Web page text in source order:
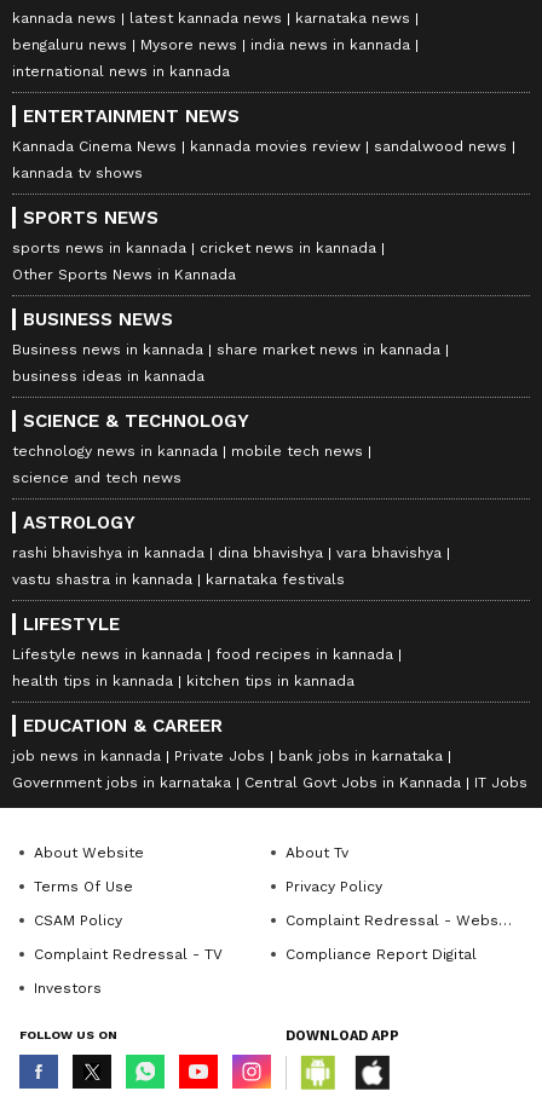
kannada news latest kannada news
karnataka news
bengaluru news
Mysore news
india news in kannada
international news in kannada
ENTERTAINMENT NEWS
Kannada Cinema News kannada movies review
sandalwood news
kannada tv shows
SPORTS NEWS
sports news in kannada
cricket news in kannada
Other Sports News in Kannada
BUSINESS NEWS
Business news in kannada
share market news in kannada
business ideas in kannada
SCIENCE & TECHNOLOGY
technology news in kannada
mobile tech news
science and tech news
ASTROLOGY
rashi bhavishya in kannada dina bhavishya
vara bhavishya
vastu shastra in kannada
karnataka festivals
LIFESTYLE
Lifestyle news in kannada
food recipes in kannada
health tips in kannada
kitchen tips in kannada
EDUCATION & CAREER
job news in kannada Private Jobs
bank jobs in karnataka
Government jobs in karnataka
Central Govt Jobs in Kannada IT Jobs
About Website
About Tv
Terms Of Use
Privacy Policy
CSAM Policy
Complaint Redressal - Website
Complaint Redressal - TV
Compliance Report Digital
Investors
FOLLOW US ON DOWNLOAD APP